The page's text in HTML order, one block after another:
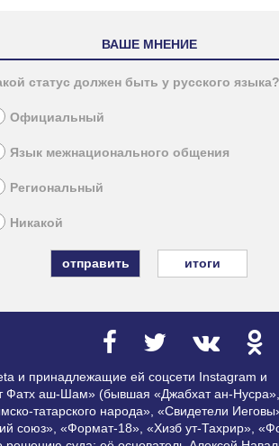
ВАШЕ МНЕНИЕ
статус должен быть у русского языка?
Официальный
Язык межнационального общения
Региональный
Никакой
итоги
и принадлежащие ей соцсети Instagram и
Фатх аш-Шам» (бывшая «Джабхат ан-Нусра»,
татарского народа», «Свидетели
союз», «Формат-18», «Хизб ут-Тахрир»,